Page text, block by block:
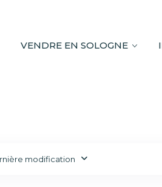
VENDRE EN SOLOGNE
modification